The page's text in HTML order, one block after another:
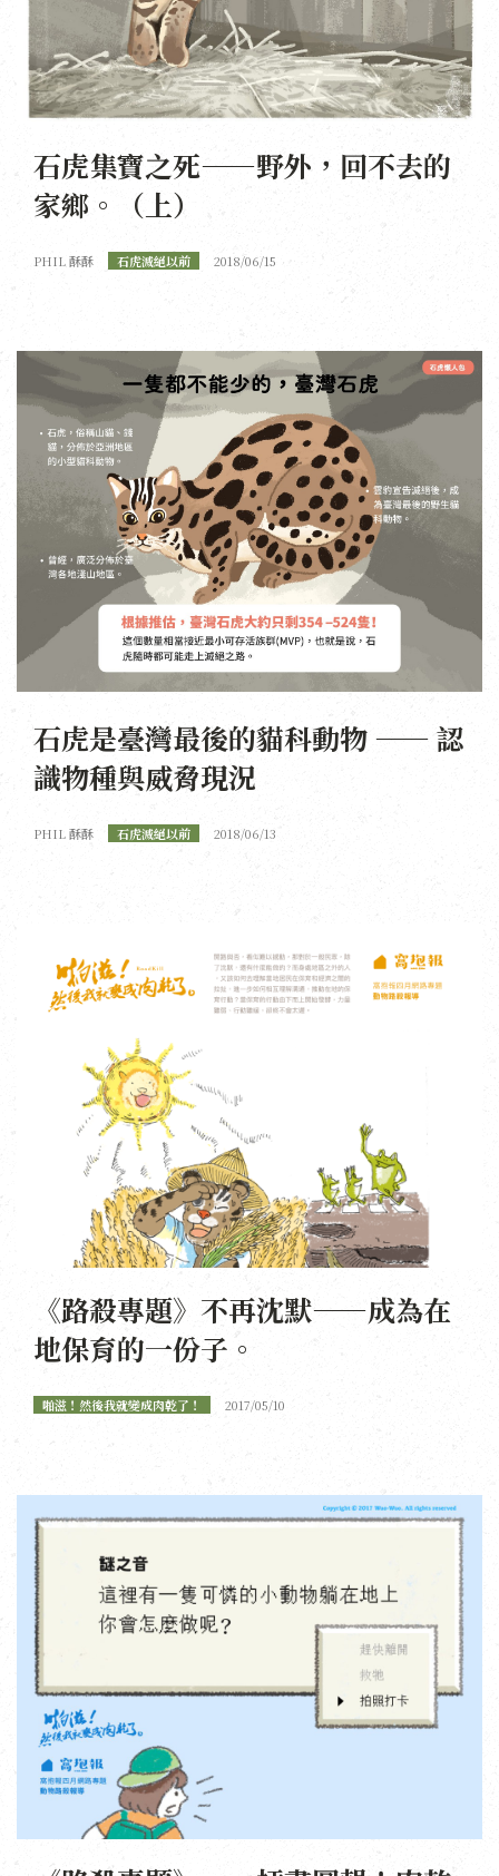
石虎集寶之死——野外，回不去的
家鄉。（上）
PHIL 酥酥 石虎滅絕以前 2018/06/15
石虎是臺灣最後的貓科動物 —— 認
識物種與威脅現況
PHIL 酥酥 石虎滅絕以前 2018/06/13
《路殺專題》不再沈默——成為在
地保育的一份子。
啪滋！然後我就變成肉乾了！ 2017/05/10